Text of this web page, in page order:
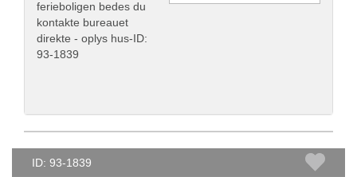
ferieboligen bedes du
kontakte bureauet
direkte - oplys hus-ID:
93-1839
ID: 93-1839